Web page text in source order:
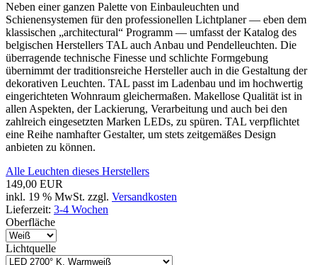
Neben einer ganzen Palette von Einbauleuchten und
Schienensystemen für den professionellen Lichtplaner — eben dem
klassischen „architectural“ Programm — umfasst der Katalog des
belgischen Herstellers TAL auch Anbau und Pendelleuchten. Die
überragende technische Finesse und schlichte Formgebung
übernimmt der traditionsreiche Hersteller auch in die Gestaltung der
dekorativen Leuchten. TAL passt im Ladenbau und im hochwertig
eingerichteten Wohnraum gleichermaßen. Makellose Qualität ist in
allen Aspekten, der Lackierung, Verarbeitung und auch bei den
zahlreich eingesetzten Marken LEDs, zu spüren. TAL verpflichtet
eine Reihe namhafter Gestalter, um stets zeitgemäßes Design
anbieten zu können.
Alle Leuchten dieses Herstellers
149,00 EUR
inkl. 19 % MwSt. zzgl. Versandkosten
Lieferzeit: 3-4 Wochen
Oberfläche
Lichtquelle